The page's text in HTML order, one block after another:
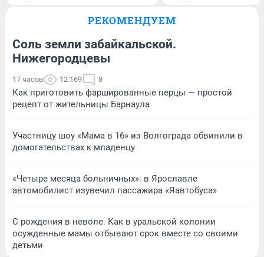
РЕКОМЕНДУЕМ
Соль земли забайкальской.
Нижегородцевы
17 часов 12 169 8
Как приготовить фаршированные перцы — простой
рецепт от жительницы Барнаула
Участницу шоу «Мама в 16» из Волгограда обвинили в
домогательствах к младенцу
«Четыре месяца больничных»: в Ярославле
автомобилист изувечил пассажира «Яавтобуса»
С рождения в неволе. Как в уральской колонии
осужденные мамы отбывают срок вместе со своими
детьми